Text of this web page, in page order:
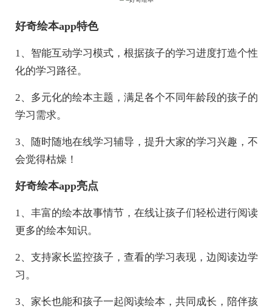
好奇绘本app特色
1、智能互动学习模式，根据孩子的学习进度打造个性
化的学习路径。
2、多元化的绘本主题，满足各个不同年龄段的孩子的
学习需求。
3、随时随地在线学习辅导，提升大家的学习兴趣，不
会觉得枯燥！
好奇绘本app亮点
1、丰富的绘本故事情节，在线让孩子们轻松进行阅读
更多的绘本知识。
2、支持家长监控孩子，查看的学习表现，边阅读边学
习。
3、家长也能和孩子一起阅读绘本，共同成长，陪伴孩